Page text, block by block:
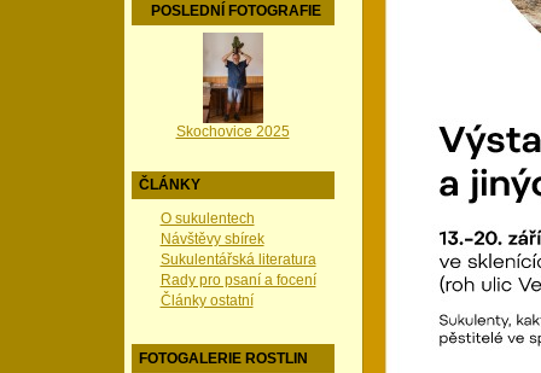
POSLEDNÍ FOTOGRAFIE
Skochovice 2025
ČLÁNKY
O sukulentech
Návštěvy sbírek
Sukulentářská literatura
Rady pro psaní a focení
Články ostatní
FOTOGALERIE ROSTLIN